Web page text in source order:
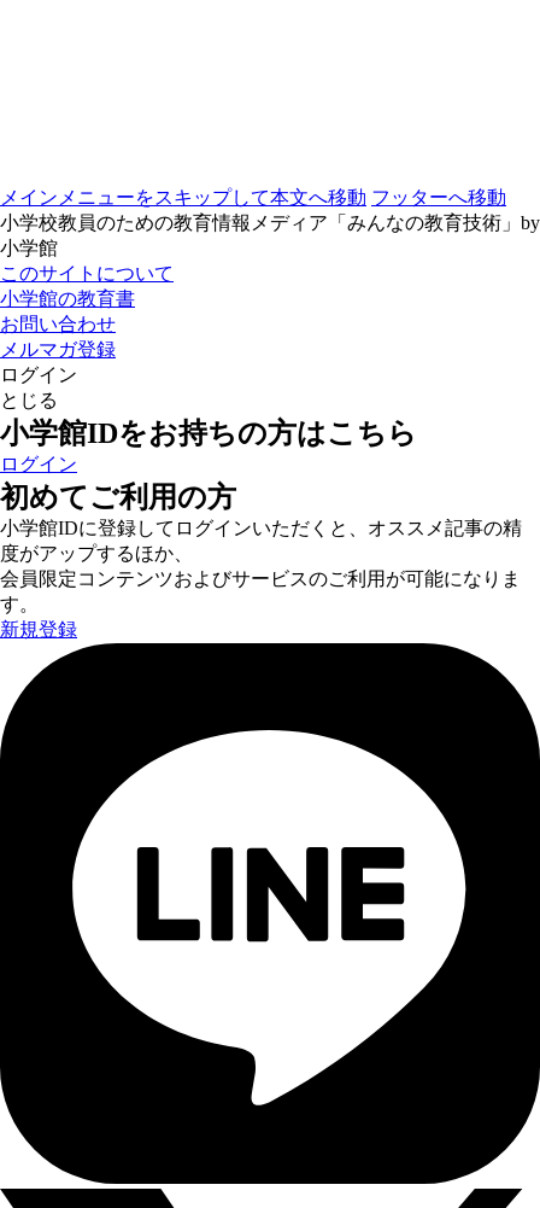
メインメニューをスキップして本文へ移動 フッターへ移動
小学校教員のための教育情報メディア「みんなの教育技術」by
小学館
このサイトについて
小学館の教育書
お問い合わせ
メルマガ登録
ログイン
とじる
小学館IDをお持ちの方はこちら
ログイン
初めてご利用の方
小学館IDに登録してログインいただくと、オススメ記事の精
度がアップするほか、
会員限定コンテンツおよびサービスのご利用が可能になりま
す。
新規登録